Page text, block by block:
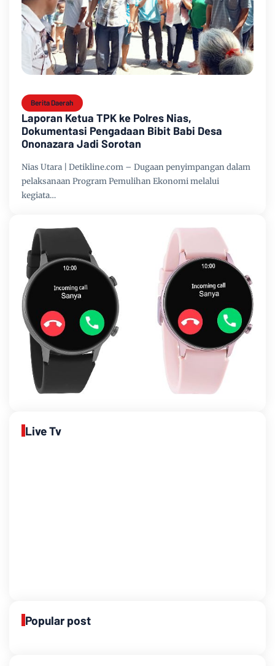
Berita Daerah
Laporan Ketua TPK ke Polres Nias,
Dokumentasi Pengadaan Bibit Babi Desa
Ononazara Jadi Sorotan
Nias Utara | Detikline.com – Dugaan penyimpangan dalam
pelaksanaan Program Pemulihan Ekonomi melalui
kegiata…
Live Tv
Popular post